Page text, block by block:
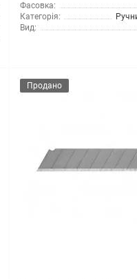
Фасовка:
Категорія:
Вид:
Продано